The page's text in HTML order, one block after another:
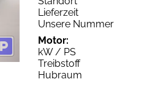
Lieferzeit
Unsere Nummer
Motor:
kW / PS
Treibstoff
Hubraum